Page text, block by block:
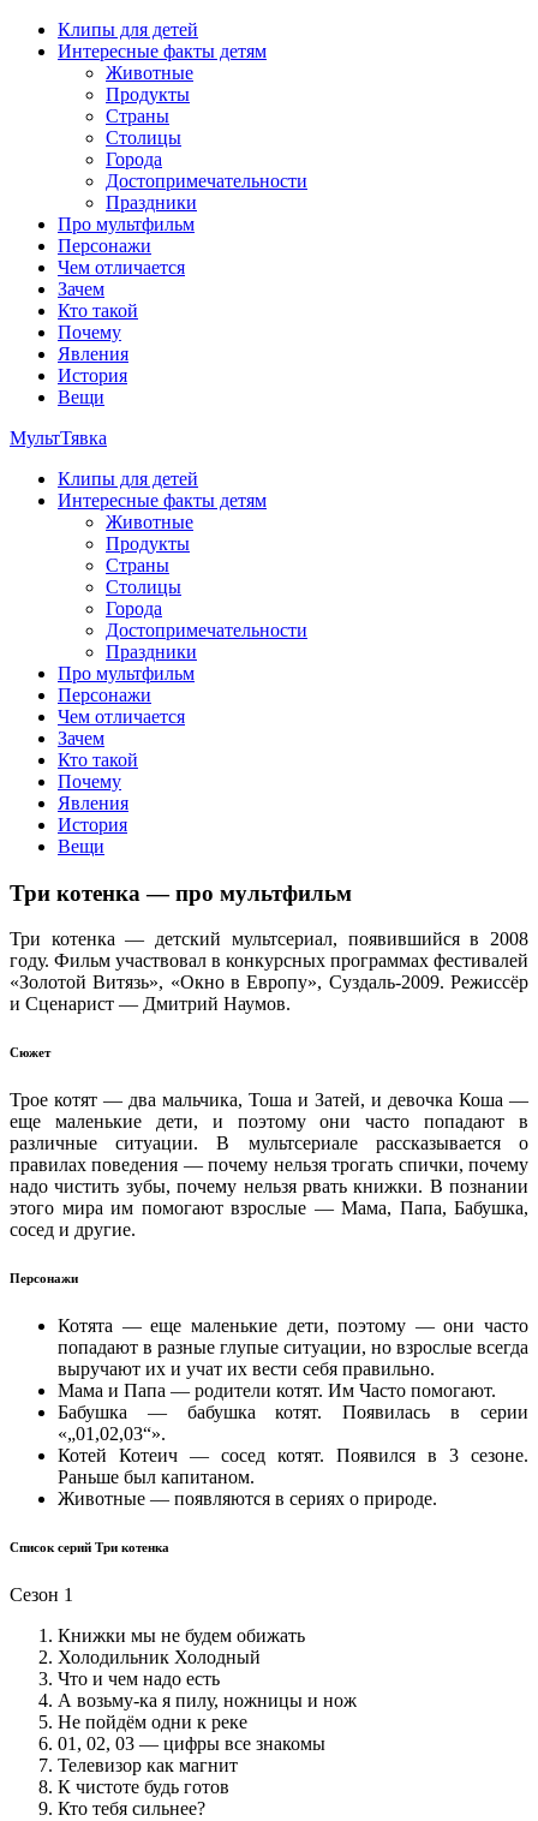
Перейти
содержимому
Клипы для детей
Интересные факты детям
Животные
Продукты
Страны
Столицы
Города
Достопримечательности
Праздники
Про мультфильм
Персонажи
Чем отличается
Зачем
Кто такой
Почему
Явления
История
Вещи
МультТявка
интересные факты про страны, столицы и города, клипы из
мультфильмов, мульт-клипы, песни из мультиков, детские
клипы, интересные факты о мультфильмах и про персонажей
мультфильмов
Клипы для детей
Интересные факты детям
Животные
Продукты
Страны
Столицы
Города
Достопримечательности
Праздники
Про мультфильм
Персонажи
Чем отличается
Зачем
Кто такой
Почему
Явления
История
Вещи
Три котенка — про мультфильм
Три котенка — детский мультсериал, появившийся в 2008
году. Фильм участвовал в конкурсных программах фестивалей
«Золотой Витязь», «Окно в Европу», Суздаль-2009. Режиссёр
и Сценарист — Дмитрий Наумов.
Сюжет
Трое котят — два мальчика, Тоша и Затей, и девочка Коша —
еще маленькие дети, и поэтому они часто попадают в
различные ситуации. В мультсериале рассказывается о
правилах поведения — почему нельзя трогать спички, почему
надо чистить зубы, почему нельзя рвать книжки. В познании
этого мира им помогают взрослые — Мама, Папа, Бабушка,
сосед и другие.
Персонажи
Котята — еще маленькие дети, поэтому — они часто
попадают в разные глупые ситуации, но взрослые всегда
выручают их и учат их вести себя правильно.
Мама и Папа — родители котят. Им Часто помогают.
Бабушка — бабушка котят. Появилась в серии
«„01,02,03“».
Котей Котеич — сосед котят. Появился в 3 сезоне.
Раньше был капитаном.
Животные — появляются в сериях о природе.
Список серий Три котенка
Сезон 1
Книжки мы не будем обижать
Холодильник Холодный
Что и чем надо есть
А возьму-ка я пилу, ножницы и нож
Не пойдём одни к реке
01, 02, 03 — цифры все знакомы
Телевизор как магнит
К чистоте будь готов
Кто тебя сильнее?